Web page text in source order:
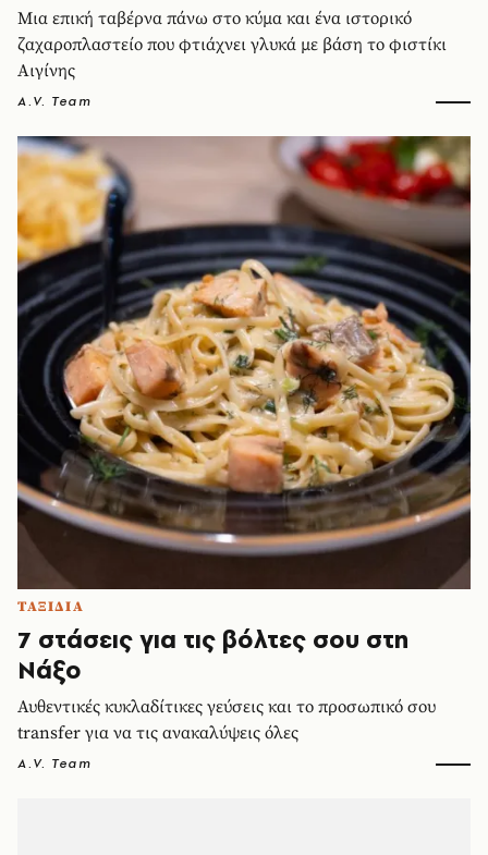
Μια επική ταβέρνα πάνω στο κύμα και ένα ιστορικό
ζαχαροπλαστείο που φτιάχνει γλυκά με βάση το φιστίκι
Αιγίνης
A.V. Team
ΤΑΞΙΔΙΑ
7 στάσεις για τις βόλτες σου στη
Νάξο
Αυθεντικές κυκλαδίτικες γεύσεις και το προσωπικό σου
transfer για να τις ανακαλύψεις όλες
A.V. Team